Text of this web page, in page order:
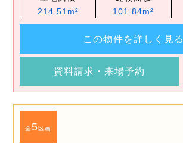
214.51m²
101.84m²
この物件を詳しく見る
資料請求・来場予約
全5区画